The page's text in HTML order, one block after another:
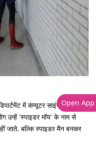
में कंप्यूटर साइंस के
उन्हें 'स्पाइडर मॉय' के नाम से
जाते. बल्कि स्पाइडर मैन बनकर
Open App